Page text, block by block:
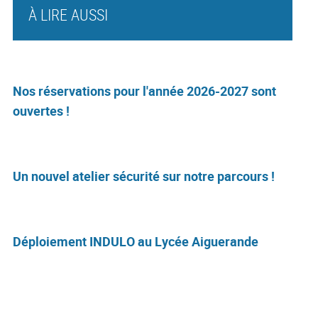
À LIRE AUSSI
Nos réservations pour l'année 2026-2027 sont
ouvertes !
Un nouvel atelier sécurité sur notre parcours !
Déploiement INDULO au Lycée Aiguerande